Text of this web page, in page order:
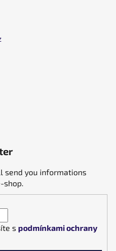
send you informations
s podmínkami ochrany